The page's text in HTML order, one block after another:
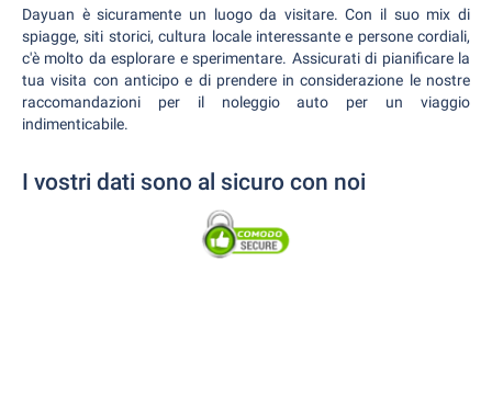
Dayuan è sicuramente un luogo da visitare. Con il suo mix di
spiagge, siti storici, cultura locale interessante e persone cordiali,
c'è molto da esplorare e sperimentare. Assicurati di pianificare la
tua visita con anticipo e di prendere in considerazione le nostre
raccomandazioni per il noleggio auto per un viaggio
indimenticabile.
I vostri dati sono al sicuro con noi